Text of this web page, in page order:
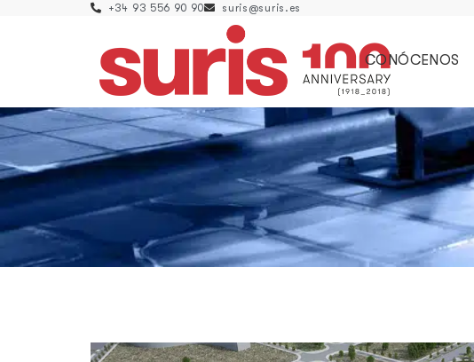
+34 93 556 90 90 suris@suris.es
CONÓCENOS